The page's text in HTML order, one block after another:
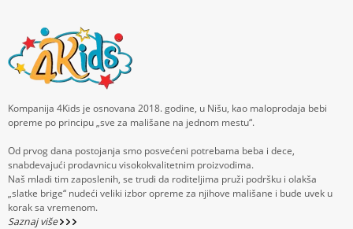
Kompanija 4Kids je osnovana 2018. godine, u Nišu, kao maloprodaja bebi
opreme po principu „sve za mališane na jednom mestu“.
Od prvog dana postojanja smo posvećeni potrebama beba i dece,
snabdevajući prodavnicu visokokvalitetnim proizvodima.
Naš mladi tim zaposlenih, se trudi da roditeljima pruži podršku i olakša
„slatke brige“ nudeći veliki izbor opreme za njihove mališane i bude uvek u
korak sa vremenom.
Saznaj više